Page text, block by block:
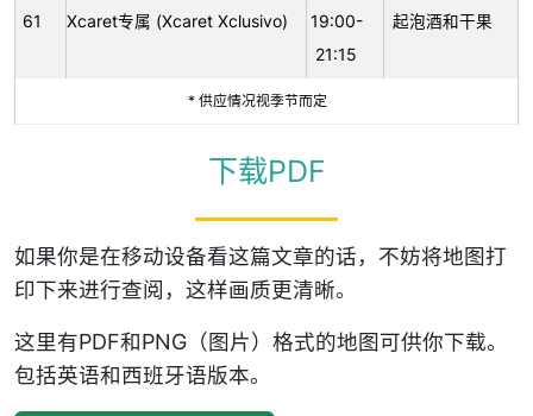
61 Xcaret专属 (Xcaret Xclusivo)
19:00-
21:15
起泡酒和干果
* 供应情况视季节而定
下载PDF
如果你是在移动设备看这篇文章的话，不妨将地图打
印下来进行查阅，这样画质更清晰。
这里有PDF和PNG（图片）格式的地图可供你下载。
包括英语和西班牙语版本。